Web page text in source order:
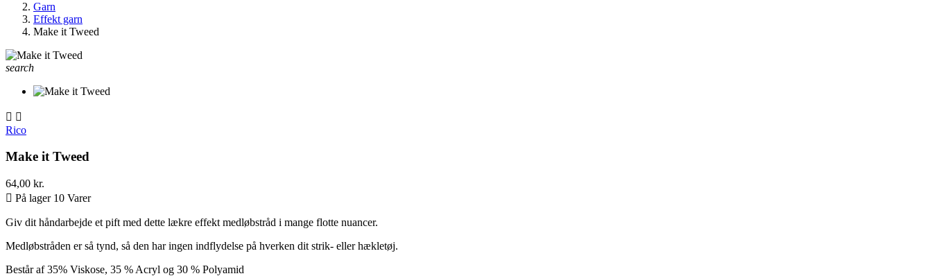
Garn
Effekt garn
Make it Tweed
search
 
Rico
Make it Tweed
64,00 kr.
 På lager 10 Varer
Giv dit håndarbejde et pift med dette lækre effekt medløbstråd i mange flotte nuancer.
Medløbstråden er så tynd, så den har ingen indflydelse på hverken dit strik- eller hækletøj.
Består af 35% Viskose, 35 % Acryl og 30 % Polyamid